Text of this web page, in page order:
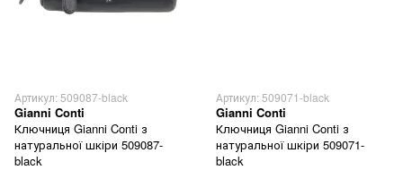
Артикул: 509087-black
Gianni Conti
Ключниця Gianni Conti з
натуральної шкіри 509087-
black
Артикул: 509071-black
Gianni Conti
Ключниця Gianni Conti з
натуральної шкіри 509071-
black